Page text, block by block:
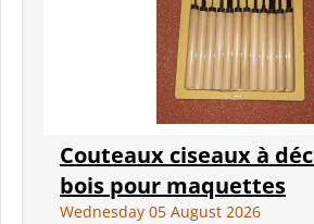
Couteaux ciseaux à
bois pour maquettes
Wednesday 05 August 2026